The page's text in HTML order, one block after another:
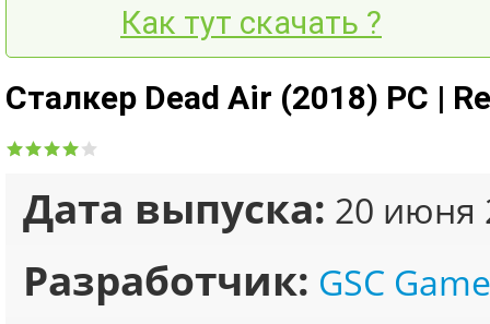
Как тут скачать ?
Сталкер Dead Air (2018) PC |
Дата выпуска: 20 июня
Разработчик: GSC